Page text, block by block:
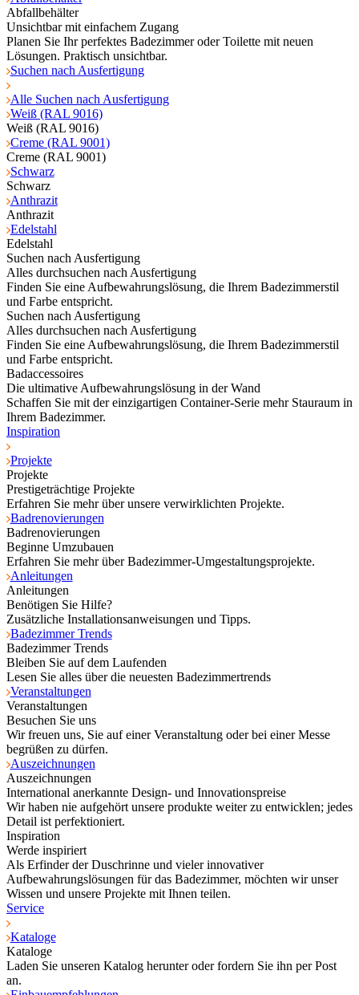
Abfallbehälter
Unsichtbar mit einfachem Zugang
Planen Sie Ihr perfektes Badezimmer oder Toilette mit neuen
Lösungen. Praktisch unsichtbar.
Suchen nach Ausfertigung
Alle Suchen nach Ausfertigung
Weiß (RAL 9016)
Weiß (RAL 9016)
Creme (RAL 9001)
Creme (RAL 9001)
Schwarz
Schwarz
Anthrazit
Anthrazit
Edelstahl
Edelstahl
Suchen nach Ausfertigung
Alles durchsuchen nach Ausfertigung
Finden Sie eine Aufbewahrungslösung, die Ihrem Badezimmerstil
und Farbe entspricht.
Suchen nach Ausfertigung
Alles durchsuchen nach Ausfertigung
Finden Sie eine Aufbewahrungslösung, die Ihrem Badezimmerstil
und Farbe entspricht.
Badaccessoires
Die ultimative Aufbewahrungslösung in der Wand
Schaffen Sie mit der einzigartigen Container-Serie mehr Stauraum in
Ihrem Badezimmer.
Inspiration
Projekte
Projekte
Prestigeträchtige Projekte
Erfahren Sie mehr über unsere verwirklichten Projekte.
Badrenovierungen
Badrenovierungen
Beginne Umzubauen
Erfahren Sie mehr über Badezimmer-Umgestaltungsprojekte.
Anleitungen
Anleitungen
Benötigen Sie Hilfe?
Zusätzliche Installationsanweisungen und Tipps.
Badezimmer Trends
Badezimmer Trends
Bleiben Sie auf dem Laufenden
Lesen Sie alles über die neuesten Badezimmertrends
Veranstaltungen
Veranstaltungen
Besuchen Sie uns
Wir freuen uns, Sie auf einer Veranstaltung oder bei einer Messe
begrüßen zu dürfen.
Auszeichnungen
Auszeichnungen
International anerkannte Design- und Innovationspreise
Wir haben nie aufgehört unsere produkte weiter zu entwicklen; jedes
Detail ist perfektioniert.
Inspiration
Werde inspiriert
Als Erfinder der Duschrinne und vieler innovativer
Aufbewahrungslösungen für das Badezimmer, möchten wir unser
Wissen und unsere Projekte mit Ihnen teilen.
Service
Kataloge
Kataloge
Laden Sie unseren Katalog herunter oder fordern Sie ihn per Post
an.